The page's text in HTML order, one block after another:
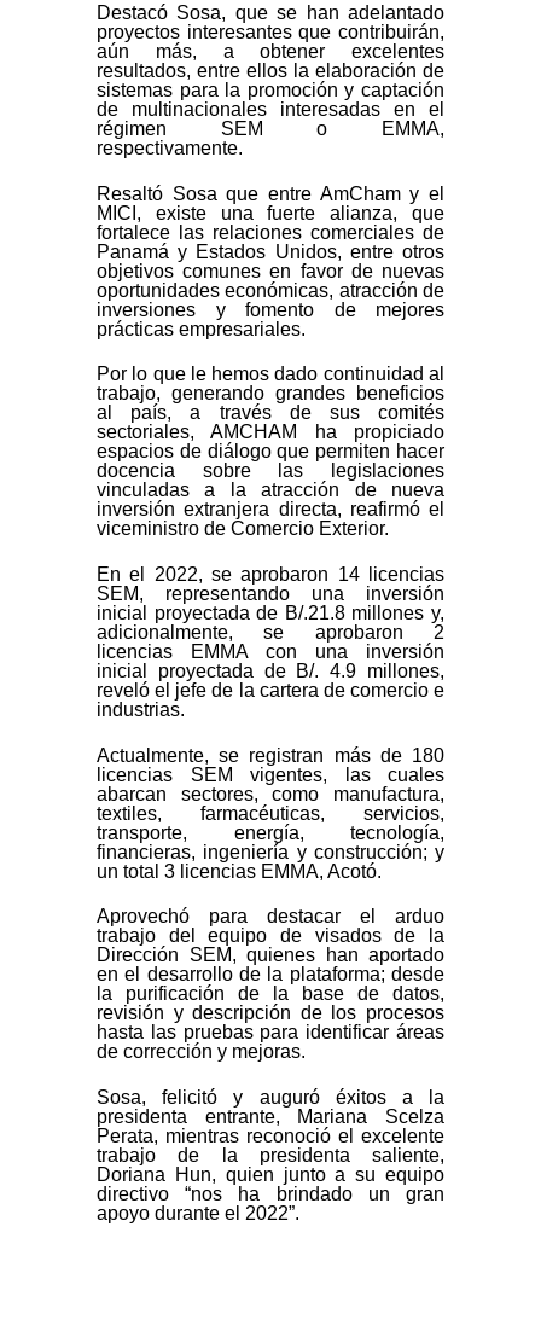
Destacó Sosa, que se han adelantado
proyectos interesantes que contribuirán,
aún más, a obtener excelentes
resultados, entre ellos la elaboración de
sistemas para la promoción y captación
de multinacionales interesadas en el
régimen SEM o EMMA,
respectivamente.
Resaltó Sosa que entre AmCham y el
MICI, existe una fuerte alianza, que
fortalece las relaciones comerciales de
Panamá y Estados Unidos, entre otros
objetivos comunes en favor de nuevas
oportunidades económicas, atracción de
inversiones y fomento de mejores
prácticas empresariales.
Por lo que le hemos dado continuidad al
trabajo, generando grandes beneficios
al país, a través de sus comités
sectoriales, AMCHAM ha propiciado
espacios de diálogo que permiten hacer
docencia sobre las legislaciones
vinculadas a la atracción de nueva
inversión extranjera directa, reafirmó el
viceministro de Comercio Exterior.
En el 2022, se aprobaron 14 licencias
SEM, representando una inversión
inicial proyectada de B/.21.8 millones y,
adicionalmente, se aprobaron 2
licencias EMMA con una inversión
inicial proyectada de B/. 4.9 millones,
reveló el jefe de la cartera de comercio e
industrias.
Actualmente, se registran más de 180
licencias SEM vigentes, las cuales
abarcan sectores, como manufactura,
textiles, farmacéuticas, servicios,
transporte, energía, tecnología,
financieras, ingeniería y construcción; y
un total 3 licencias EMMA, Acotó.
Aprovechó para destacar el arduo
trabajo del equipo de visados de la
Dirección SEM, quienes han aportado
en el desarrollo de la plataforma; desde
la purificación de la base de datos,
revisión y descripción de los procesos
hasta las pruebas para identificar áreas
de corrección y mejoras.
Sosa, felicitó y auguró éxitos a la
presidenta entrante, Mariana Scelza
Perata, mientras reconoció el excelente
trabajo de la presidenta saliente,
Doriana Hun, quien junto a su equipo
directivo “nos ha brindado un gran
apoyo durante el 2022”.